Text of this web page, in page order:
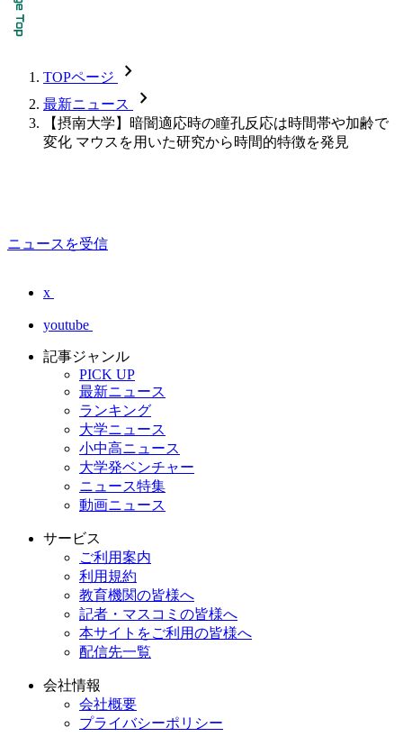
TOPページ chevron_forward
最新ニュース chevron_forward
【摂南大学】暗闇適応時の瞳孔反応は時間帯や加齢で
変化 マウスを用いた研究から時間的特徴を発見
ニュースを受信
x
youtube
記事ジャンル
PICK UP
最新ニュース
ランキング
大学ニュース
小中高ニュース
大学発ベンチャー
ニュース特集
動画ニュース
サービス
ご利用案内
利用規約
教育機関の皆様へ
記者・マスコミの皆様へ
本サイトをご利用の皆様へ
配信先一覧
会社情報
会社概要
プライバシーポリシー